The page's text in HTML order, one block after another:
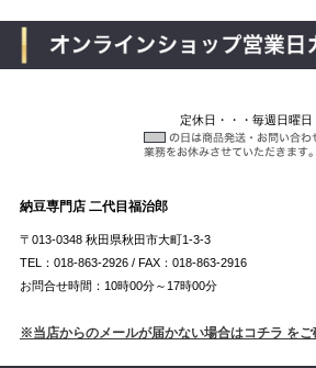
定休日・・・毎週日曜日
納豆専門店 二代目福治郎
〒013-0348 秋田県秋田市大町1-3-3
TEL：018-863-2926 / FAX：018-863-2916
お問合せ時間：10時00分～17時00分
※当店からのメールが届かない場合はコチラ をご